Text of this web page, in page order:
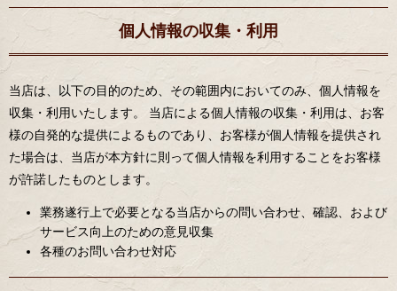
個人情報の収集・利用
当店は、以下の目的のため、その範囲内においてのみ、個人情報を
収集・利用いたします。 当店による個人情報の収集・利用は、お客
様の自発的な提供によるものであり、お客様が個人情報を提供され
た場合は、当店が本方針に則って個人情報を利用することをお客様
が許諾したものとします。
業務遂行上で必要となる当店からの問い合わせ、確認、および
サービス向上のための意見収集
各種のお問い合わせ対応